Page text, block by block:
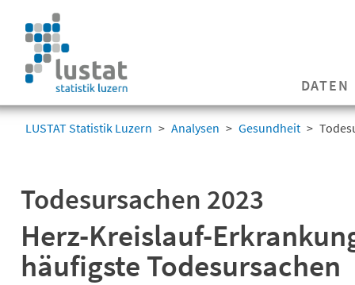
DATEN
LUSTAT Statistik Luzern Analysen Gesundheit
Todesursachen 2023
Herz-Kreislauf-
häufigste Todesursachen